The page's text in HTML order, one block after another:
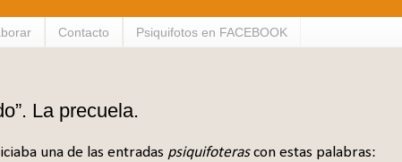
Contacto Psiquifotos en FACEBOOK
La precuela.
una de las entradas psiquifoterascon estas palabras: